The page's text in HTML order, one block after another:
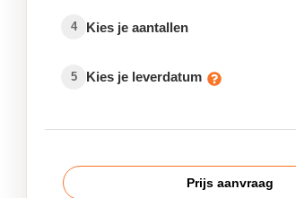
4 Kies je aantallen
5 Kies je leverdatum
Prijs aanvraag